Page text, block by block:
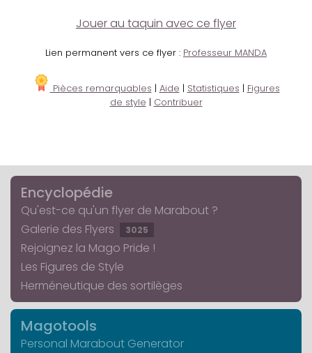
Jouer au taquin avec ce flyer
Lien permanent vers ce flyer : Professeur MANDA
Pièces remarquables | Aide | Statistiques | Figures
de style | Contribuer
Encyclopédie
Qu'est-ce qu'un flyer de Marabout ?
Galerie des Flyers
3025
Rejoignez la Mago Pride !
Les Figures de Style
Herméneutique des sortilèges
Magotools
Personal Marabout Generator